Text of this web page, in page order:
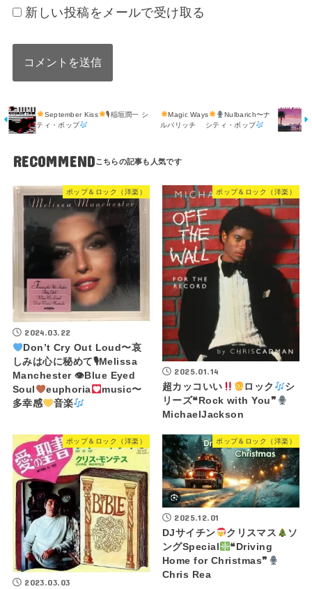
新しい投稿をメールで受け取る
September Kiss
🎙稲垣潤一 シ
ティ・ポップ
Magic Ways
Nulbarich〜ナ
ルバリッチ シティ・ポップ
RECOMMEND
ポップ＆ロック（洋楽）
2024.03.22
Don’t Cry Out Loud〜哀
しみは心に秘めて🎙Melissa
Manchester 👁Blue Eyed
Soul
euphoria
music〜
多幸感
音楽
ポップ＆ロック（洋楽）
2025.01.14
超カッコいい
ロック
シ
リーズ❝Rock with You❞
MichaelJackson
ポップ＆ロック（洋楽）
2023.03.03
ポップ＆ロック（洋楽）
2025.12.01
DJサイチン
クリスマス
ソ
ングSpecial
❝Driving
Home for Christmas❞
Chris Rea